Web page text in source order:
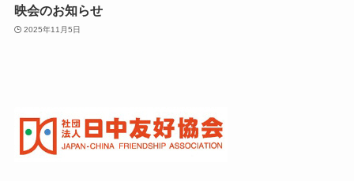
映会のお知らせ
2025年11月5日